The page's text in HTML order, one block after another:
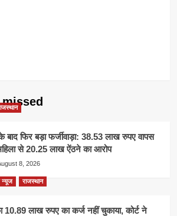
बाद फिर बड़ा फर्जीवाड़ा: 38.53 लाख रुपए वापस
से 20.25 लाख ऐंठने का आरोप
8, 2026
न्यूज राजस्थान
10.89 लाख रुपए का कर्ज नहीं चुकाया, कोर्ट ने